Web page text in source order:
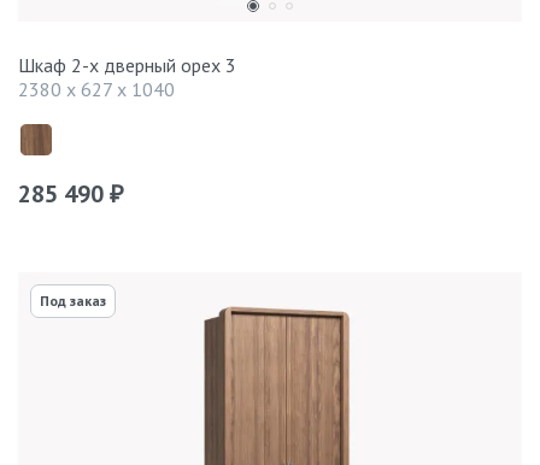
Шкаф 2-х дверный орех 3
2380 x 627 x 1040
285 490 ₽
Под заказ